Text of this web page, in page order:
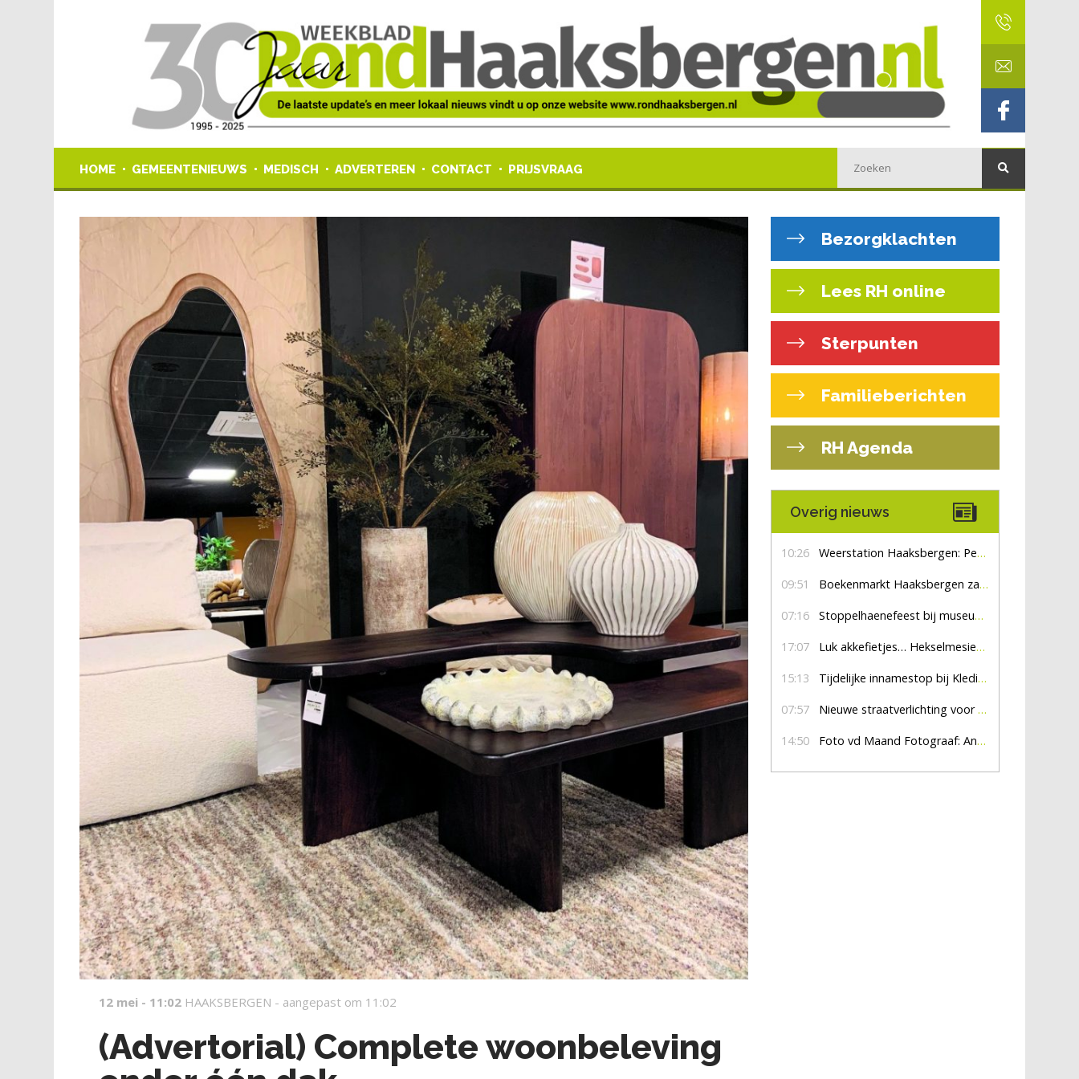
HOME GEMEENTENIEUWS MEDISCH ADVERTEREN CONTACT PRIJSVRAAG
12 mei - 11:02 HAAKSBERGEN - aangepast om 11:02
(Advertorial) Complete woonbeleving
Bezorgklachten
Lees RH online
Sterpunten
Familieberichten
RH Agenda
Overig nieuws
10:26 Weerstation Haaksbergen: Perioden met zon en droog
09:51 Boekenmarkt Haaksbergen zaterdag 8 augustus, marktplein Haaksbergen
07:16 Stoppelhaenefeest bij museum De Lebbenbrugge
17:07 Luk akkefietjes… HekselmesienHarry
15:13 Tijdelijke innamestop bij Kledingbank Stefania
07:57 Nieuwe straatverlichting voor De Veldmaat en De Pas
14:50 Foto vd Maand Fotograaf: Anna Jalving